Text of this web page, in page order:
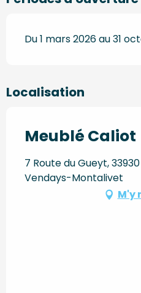
Du 1 mars 2026 au 31
Localisation
Meublé Caliot
7 Route du Gueyt,
Vendays-Montalivet
M'y